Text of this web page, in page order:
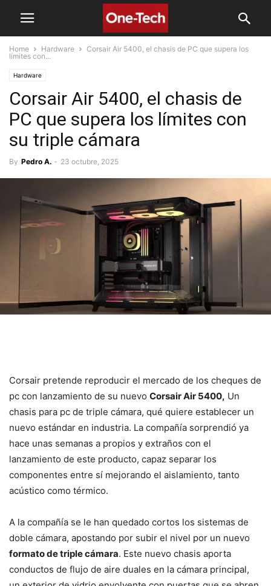
Home Hardware
Corsair Air 5400, el chasis de PC que supera los
límites con...
Hardware
Corsair Air 5400, el chasis de
PC que supera los límites con
su triple cámara
By Pedro A. - 23 octubre, 2025
Corsair pretende reproducir el mercado de los cheques de
pc con lanzamiento de su nuevo Corsair Air 5400, Un
chasis para pc de triple cámara, qué quiere establecer un
nuevo estándar en industria. La compañía sorprendió ya
hace unas semanas a propios y extraños con el
lanzamiento de este producto, capaz separar los
componentes entre sí mejorando el aislamiento, tanto
acústico como térmico.
A la compañía se le han quedado cortos los sistemas de
doble cámara, apostando por subir el nivel por un nuevo
formato de triple cámara. Este nuevo chasis aporta
conductos de flujo de aire duales en la cámara principal,